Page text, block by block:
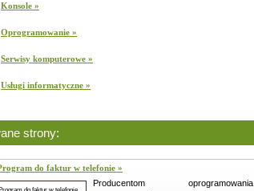
Konsole »
Oprogramowanie »
Serwisy komputerowe »
Usługi informatyczne »
strony:
do faktur w telefonie »
Producentom oprogramowania